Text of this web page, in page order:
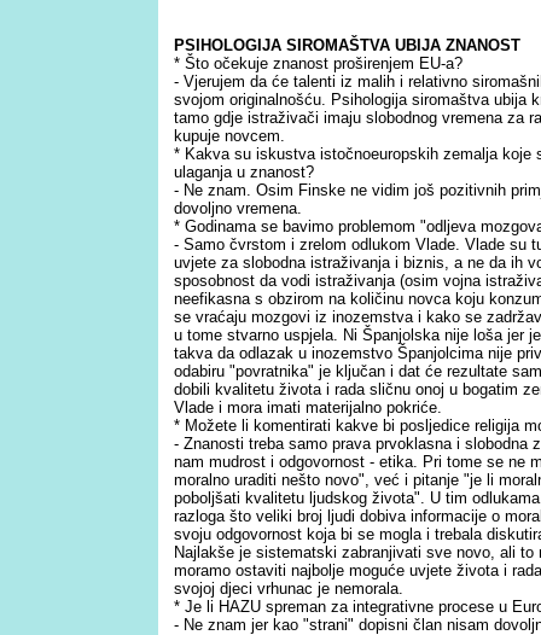
PSIHOLOGIJA SIROMAŠTVA UBIJA ZNANOST
* Što očekuje znanost proširenjem EU-a?
- Vjerujem da će talenti iz malih i relativno
svojom originalnošću. Psihologija siromaštva ubija
tamo gdje istraživači imaju slobodnog vremena za
kupuje novcem.
* Kakva su iskustva istočnoeuropskih zemalja koje
ulaganja u znanost?
- Ne znam. Osim Finske ne vidim još pozitivnih
dovoljno vremena.
* Godinama se bavimo problemom "odljeva
- Samo čvrstom i zrelom odlukom Vlade. Vlade su
uvjete za slobodna istraživanja i biznis, a ne da ih
sposobnost da vodi istraživanja (osim vojna
neefikasna s obzirom na količinu novca koju
se vraćaju mozgovi iz inozemstva i kako se
u tome stvarno uspjela. Ni Španjolska nije loša jer
takva da odlazak u inozemstvo Španjolcima nije
odabiru "povratnika" je ključan i dat će rezultate
dobili kvalitetu života i rada sličnu onoj u bogatim
Vlade i mora imati materijalno pokriće.
* Možete li komentirati kakve bi posljedice religija
- Znanosti treba samo prava prvoklasna i slobodna
nam mudrost i odgovornost - etika. Pri tome se ne
moralno uraditi nešto novo", već i pitanje "je li
poboljšati kvalitetu ljudskog života". U tim
razloga što veliki broj ljudi dobiva informacije o
svoju odgovornost koja bi se mogla i trebala
Najlakše je sistematski zabranjivati sve novo, ali
moramo ostaviti najbolje moguće uvjete života i
svojoj djeci vrhunac je nemorala.
* Je li HAZU spreman za integrativne procese u
- Ne znam jer kao "strani" dopisni član nisam